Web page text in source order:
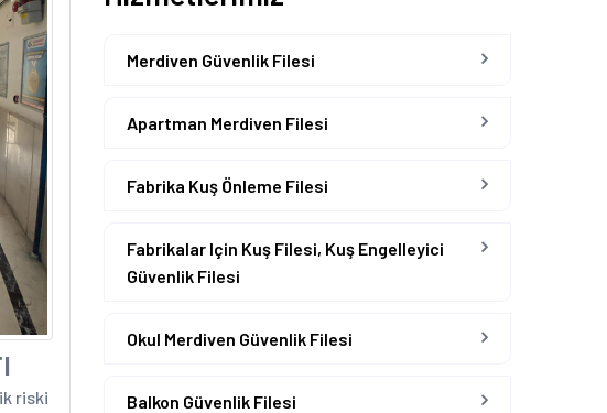
riski
Merdiven Güvenlik Filesi
Apartman Merdiven Filesi
Fabrika Kuş Önleme Filesi
Fabrikalar Için Kuş Filesi, Kuş Engelleyici
Güvenlik Filesi
Okul Merdiven Güvenlik Filesi
Balkon Güvenlik Filesi